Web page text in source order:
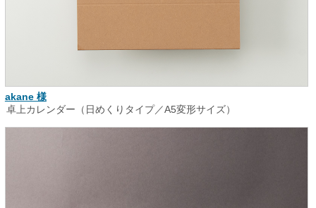
akane 様
卓上カレンダー（日めくりタイプ／A5変形サイズ）